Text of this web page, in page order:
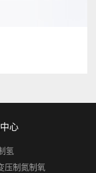
心
氢
压制氮制氧